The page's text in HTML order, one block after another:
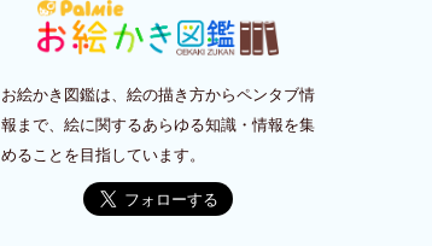
お絵かき図鑑は、絵の描き方からペンタブ情
報まで、絵に関するあらゆる知識・情報を集
めることを目指しています。